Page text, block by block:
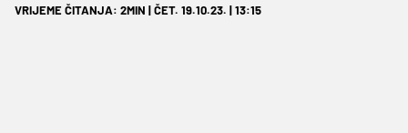
VRIJEME ČITANJA: 2MIN | ČET. 19.10.23. | 13:15